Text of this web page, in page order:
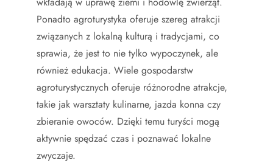
Ponadto agroturystyka oferuje szereg atrakcji
związanych z lokalną kulturą i tradycjami, co
sprawia, że jest to nie tylko wypoczynek, ale
również edukacja. Wiele gospodarstw
agroturystycznych oferuje różnorodne atrakcje,
takie jak warsztaty kulinarne, jazda konna czy
zbieranie owoców. Dzięki temu turyści mogą
aktywnie spędzać czas i poznawać lokalne
zwyczaje.